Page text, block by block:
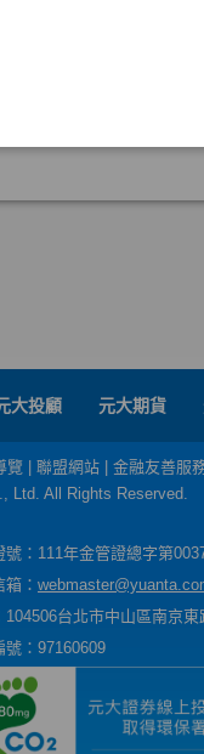
大投顧 元大期貨
覽 聯盟網站
金融友善服
Ltd. All Rights Reserved.
號：111年金管證總字第
箱：
104506台北市中山區南京
號：97160609